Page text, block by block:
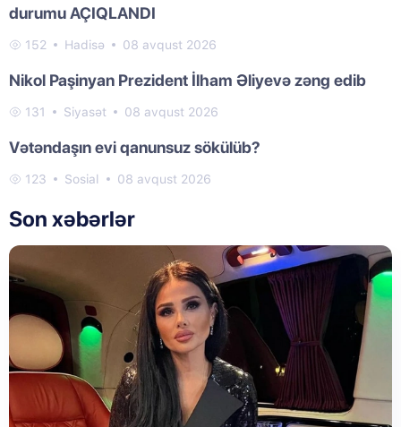
durumu AÇIQLANDI
152 Hadisə 08 avqust 2026
Nikol Paşinyan Prezident İlham Əliyevə zəng edib
131 Siyasət 08 avqust 2026
Vətəndaşın evi qanunsuz sökülüb?
123 Sosial 08 avqust 2026
Son xəbərlər